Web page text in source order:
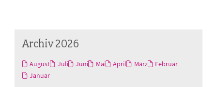
Archiv 2026
August Juli Juni Mai April März
Februar
Januar